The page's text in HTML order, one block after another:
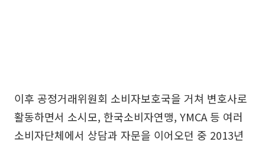
이후 공정거래위원회 소비자보호국을 거쳐 변호사로
활동하면서 소시모, 한국소비자연맹, YMCA 등 여러
소비자단체에서 상담과 자문을 이어오던 중 2013년